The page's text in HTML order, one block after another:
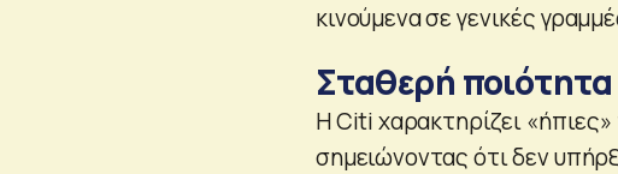
κινούμενα σε γενικές
Σταθερή
Η Citi χαρακτηρίζει
σημειώνοντας ότι δεν